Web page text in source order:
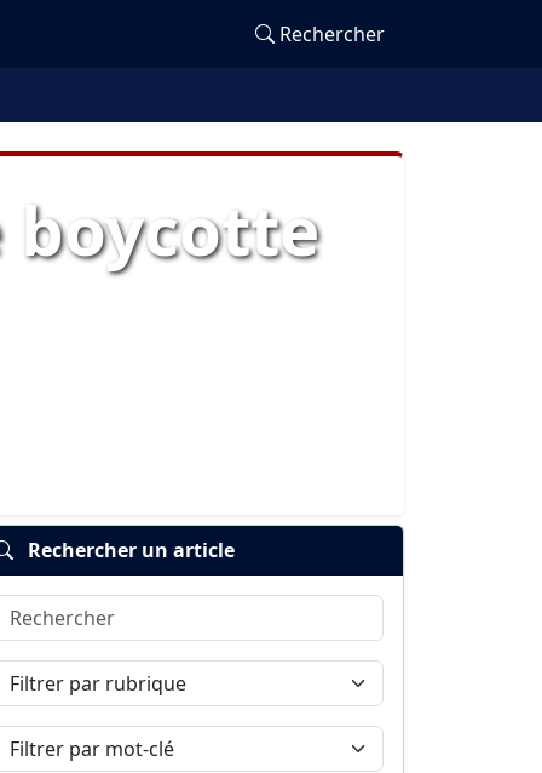
Rechercher
boycotte
Rechercher un article
par rubrique
par mot-clé